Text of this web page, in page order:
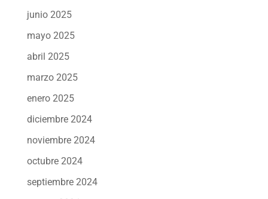
junio 2025
mayo 2025
abril 2025
marzo 2025
enero 2025
diciembre 2024
noviembre 2024
octubre 2024
septiembre 2024